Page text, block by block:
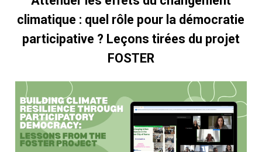
climatique : quel rôle pour la démocratie
participative ? Leçons tirées du projet
FOSTER